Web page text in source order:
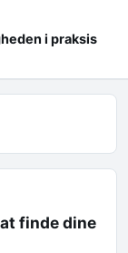
i praksis
finde dine